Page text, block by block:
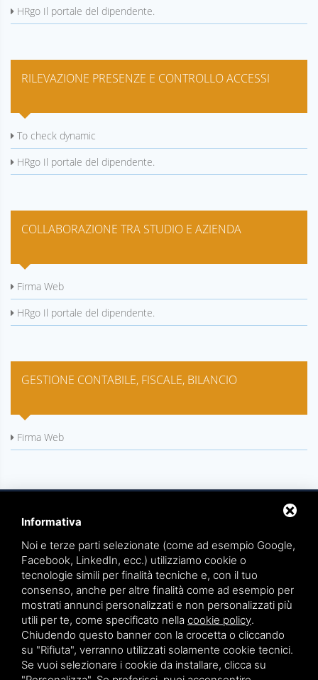
HRgo Il portale del dipendente.
RILEVAZIONE PRESENZE E CONTROLLO ACCESSI
To check dynamic
HRgo Il portale del dipendente.
COLLABORAZIONE TRA STUDIO E AZIENDA
Firma Web
HRgo Il portale del dipendente.
GESTIONE CONTABILE, FISCALE, BILANCIO
Firma Web
TEAMWORK S.R.L. | VIA CANOBIO, 10 - 28100 NOVARA
TEL.0321 391066– FAX 0321 399869
P.IVA. 01836570034
VIA GIOVANNI BATTISTA PIRELLI 9 - 20124 MILANO
TEL.02 36539310
Informativa
Noi e terze parti selezionate (come ad esempio Google,
Facebook, LinkedIn, ecc.) utilizziamo cookie o
tecnologie simili per finalità tecniche e, con il tuo
consenso, anche per altre finalità come ad esempio per
mostrati annunci personalizzati e non personalizzati più
utili per te, come specificato nella cookie policy.
Chiudendo questo banner con la crocetta o cliccando
su "Rifiuta", verranno utilizzati solamente cookie tecnici.
Se vuoi selezionare i cookie da installare, clicca su